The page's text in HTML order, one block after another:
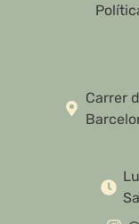
Carrer